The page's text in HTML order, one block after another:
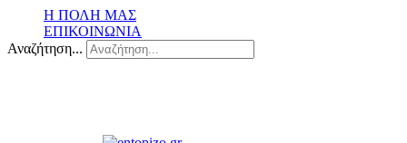
Η ΠΟΛΗ ΜΑΣ
ΕΠΙΚΟΙΝΩΝΙΑ
Αναζήτηση...